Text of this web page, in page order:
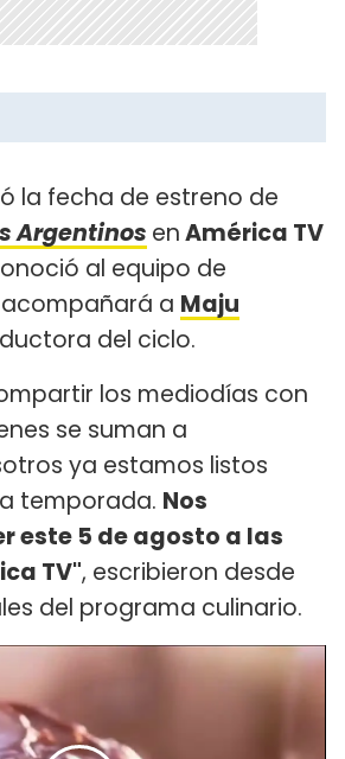
la fecha de estreno de
Argentinos enAmérica TV
al equipo de
a Maju
del ciclo.
los mediodías con
se suman a
ya estamos listos
temporada. Nos
este 5 de agosto a las
TV", escribieron desde
del programa culinario.